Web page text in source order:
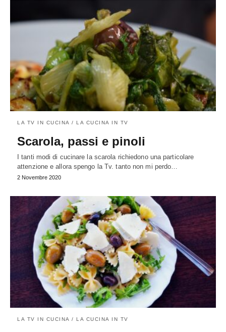
LA TV IN CUCINA / LA CUCINA IN TV
Scarola, passi e pinoli
I tanti modi di cucinare la scarola richiedono una particolare
attenzione e allora spengo la Tv. tanto non mi perdo…
2 Novembre 2020
LA TV IN CUCINA / LA CUCINA IN TV